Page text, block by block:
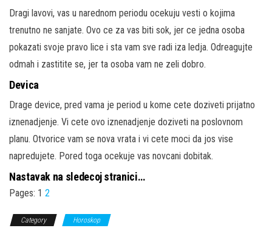
Dragi lavovi, vas u narednom periodu ocekuju vesti o kojima
trenutno ne sanjate. Ovo ce za vas biti sok, jer ce jedna osoba
pokazati svoje pravo lice i sta vam sve radi iza ledja. Odreagujte
odmah i zastitite se, jer ta osoba vam ne zeli dobro.
Devica
Drage device, pred vama je period u kome cete doziveti prijatno
iznenadjenje. Vi cete ovo iznenadjenje doziveti na poslovnom
planu. Otvorice vam se nova vrata i vi cete moci da jos vise
napredujete. Pored toga ocekuje vas novcani dobitak.
Nastavak na sledecoj stranici…
Pages: 1 2
Category Horoskop